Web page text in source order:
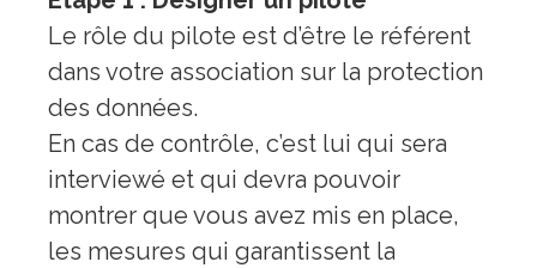
Le rôle du pilote est d’être le référent
dans votre association sur la protection
des données.
En cas de contrôle, c’est lui qui sera
interviewé et qui devra pouvoir
montrer que vous avez mis en place,
les mesures qui garantissent la